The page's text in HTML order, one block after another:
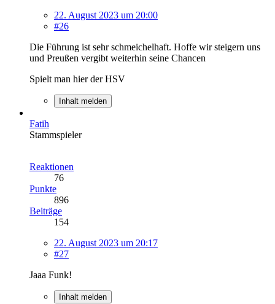
22. August 2023 um 20:00
#26
Die Führung ist sehr schmeichelhaft. Hoffe wir steigern uns
und Preußen vergibt weiterhin seine Chancen
Spielt man hier der HSV
Inhalt melden
Fatih
Stammspieler
Reaktionen
76
Punkte
896
Beiträge
154
22. August 2023 um 20:17
#27
Jaaa Funk!
Inhalt melden